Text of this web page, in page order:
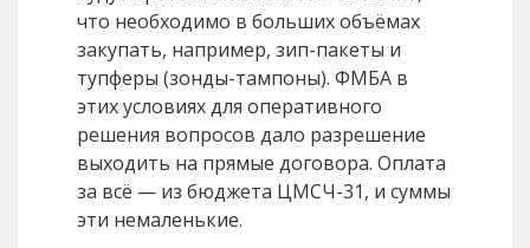
что необходимо в больших объёмах
закупать, например, зип-пакеты и
тупферы (зонды-тампоны). ФМБА в
этих условиях для оперативного
решения вопросов дало разрешение
выходить на прямые договора. Оплата
за всё — из бюджета ЦМСЧ-31, и суммы
эти немаленькие.